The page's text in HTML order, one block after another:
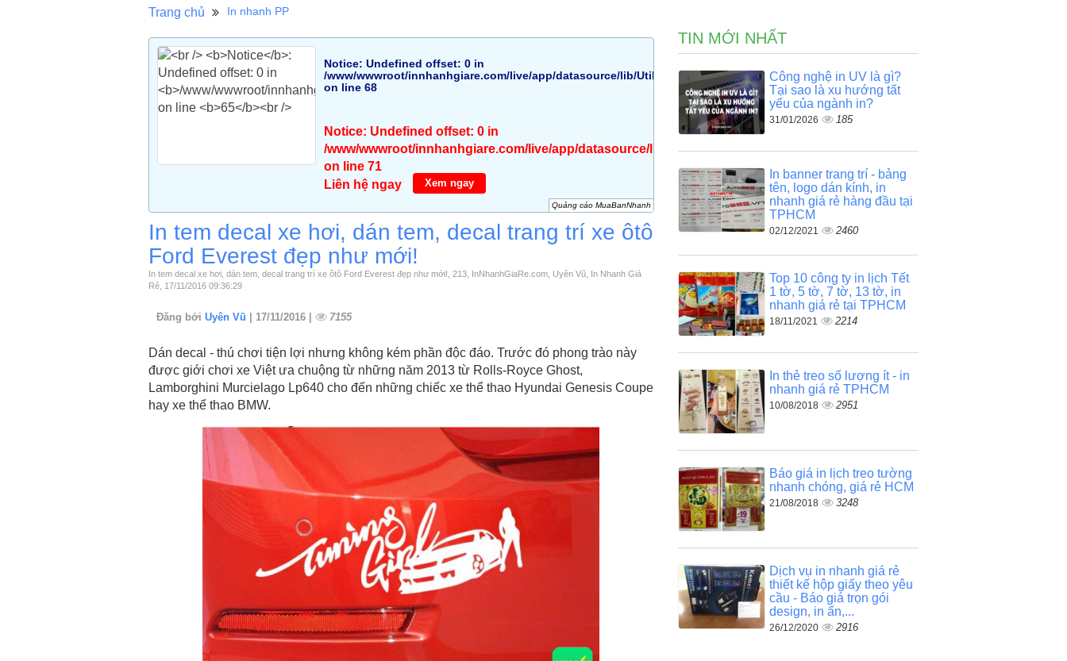
Trang chủ In nhanh PP
Notice: Undefined offset: 0 in
/www/wwwroot/innhanhgiare.com/live/app/datasource/lib/Util.php
on line 68
Notice: Undefined offset: 0 in
/www/wwwroot/innhanhgiare.com/live/app/datasource/lib/Util.php
on line 71
Liên hệ ngay
Xem ngay
Quảng cáo MuaBanNhanh
In tem decal xe hơi, dán tem, decal trang trí xe ôtô
Ford Everest đẹp như mới!
In tem decal xe hơi, dán tem, decal trang trí xe ôtô Ford Everest đẹp như mới!, 213, InNhanhGiaRe.com, Uyên Vũ, In Nhanh Giá
Rẻ, 17/11/2016 09:36:29
Đăng bởi Uyên Vũ | 17/11/2016 | 7155
Dán decal - thú chơi tiện lợi nhưng không kém phần độc đáo. Trước đó phong trào này
được giới chơi xe Việt ưa chuộng từ những năm 2013 từ Rolls-Royce Ghost,
Lamborghini Murcielago Lp640 cho đến những chiếc xe thể thao Hyundai Genesis Coupe
hay xe thể thao BMW.
TIN MỚI NHẤT
Công nghệ in UV là gì?
Tại sao là xu hướng tất
yếu của ngành in?
31/01/2026 185
In banner trang trí - bảng
tên, logo dán kính, in
nhanh giá rẻ hàng đầu tại
TPHCM
02/12/2021 2460
Top 10 công ty in lịch Tết
1 tờ, 5 tờ, 7 tờ, 13 tờ, in
nhanh giá rẻ tại TPHCM
18/11/2021 2214
In thẻ treo số lượng ít - in
nhanh giá rẻ TPHCM
10/08/2018 2951
Báo giá in lịch treo tường
nhanh chóng, giá rẻ HCM
21/08/2018 3248
Dịch vụ in nhanh giá rẻ
thiết kế hộp giấy theo yêu
cầu - Báo giá trọn gói
design, in ấn,...
26/12/2020 2916